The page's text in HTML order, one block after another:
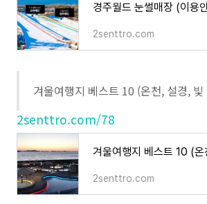
경주월드 눈썰매장 (이용
2senttro.com
겨울여행지 베스트 10 (온천, 설경,
2senttro.com/78
2senttro.com